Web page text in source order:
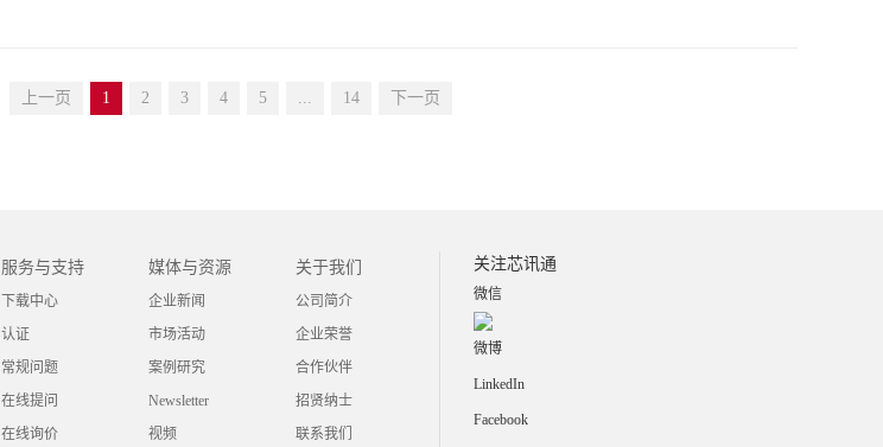
上一页 1 2 3 4 5 ... 14 下一页
服务与支持
下载中心
认证
常规问题
在线提问
在线询价
媒体与资源
企业新闻
市场活动
案例研究
Newsletter
视频
关于我们
公司简介
企业荣誉
合作伙伴
招贤纳士
联系我们
关注芯讯通
微信
微博
LinkedIn
Facebook